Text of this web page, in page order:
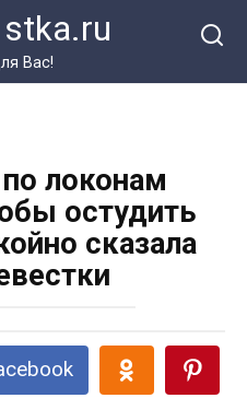
Вас!
локонам
остудить
сказала